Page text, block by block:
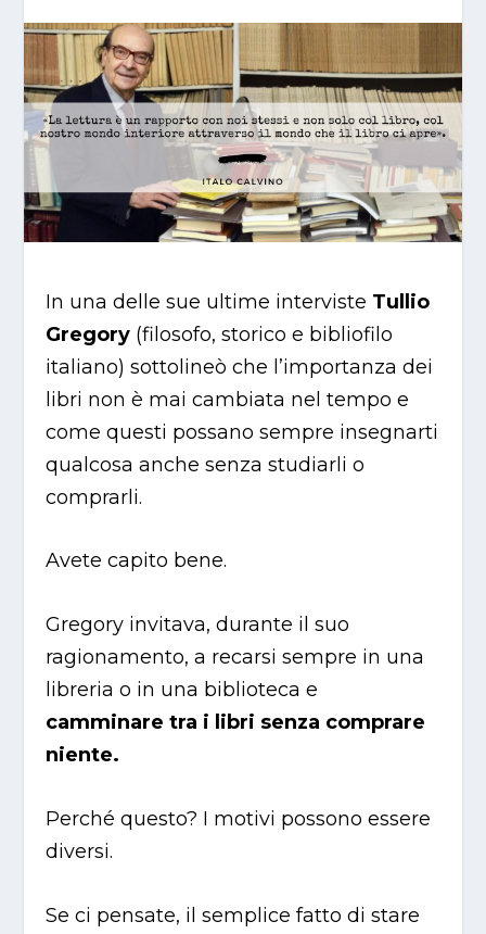
In una delle sue ultime interviste Tullio
Gregory (filosofo, storico e bibliofilo
italiano) sottolineò che l’importanza dei
libri non è mai cambiata nel tempo e
come questi possano sempre insegnarti
qualcosa anche senza studiarli o
comprarli.
Avete capito bene.
Gregory invitava, durante il suo
ragionamento, a recarsi sempre in una
libreria o in una biblioteca e
camminare tra i libri senza comprare
niente.
Perché questo? I motivi possono essere
diversi.
Se ci pensate, il semplice fatto di stare